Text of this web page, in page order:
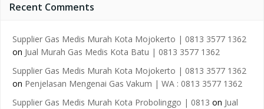
Recent Comments
Supplier Gas Medis Murah Kota Mojokerto | 0813 3577 1362
on Jual Murah Gas Medis Kota Batu | 0813 3577 1362
Supplier Gas Medis Murah Kota Mojokerto | 0813 3577 1362
on Penjelasan Mengenai Gas Vakum | WA : 0813 3577 1362
Supplier Gas Medis Murah Kota Probolinggo | 0813 on Jual